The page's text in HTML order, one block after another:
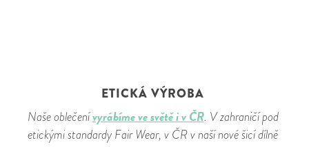
ETICKÁ VÝROBA
Naše oblečenívyrábíme ve světě i v ČR. V zahraničí pod
etickými standardy Fair Wear, v ČR v naší nové šicí dílně